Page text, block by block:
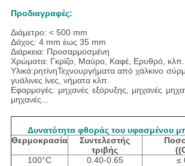
Προδιαγραφές:
Διάμετρο: < 500 mm
Δάχος: 4 mm έως 35 mm
Διάρκεια: Προσαρμοσμένη
Χρώματα: Γκρίζο, Μαύρο, Καφέ, Ερυθρό, κλπ.
Υλικά:ρητίνηΤεχνουργήματα από χάλκινο
γυάλινες ίνες, νήματα κλπ.
Εφαρμογές: μηχανές εξόρυξης, μηχανές
μηχανές...
Δυνατότητα φθοράς του υφασμένου
Θερμοκρασία
Συντελεστής
τριβής
100°C
0.40-0.65
≤